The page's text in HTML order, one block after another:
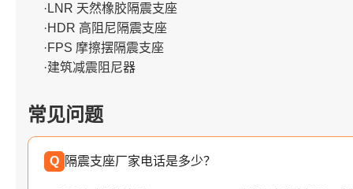
·LNR 天然橡胶隔震支座
·HDR 高阻尼隔震支座
·FPS 摩擦摆隔震支座
·建筑减震阻尼器
常见问题
Q 隔震支座厂家电话是多少？